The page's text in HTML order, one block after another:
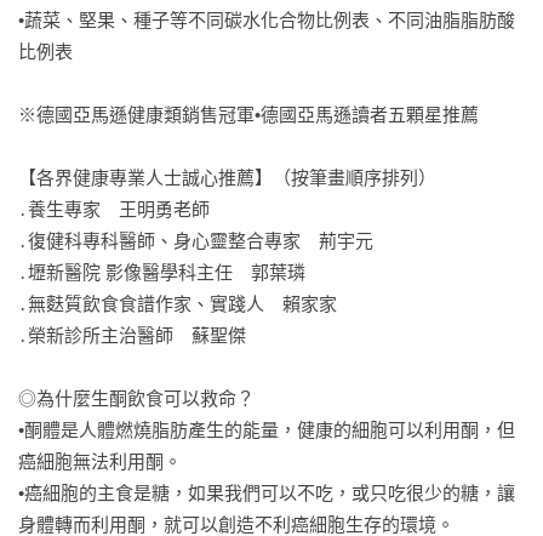
•蔬菜、堅果、種子等不同碳水化合物比例表、不同油脂脂肪酸
比例表
※德國亞馬遜健康類銷售冠軍•德國亞馬遜讀者五顆星推薦
【各界健康專業人士誠心推薦】（按筆畫順序排列）
․養生專家　王明勇老師
․復健科專科醫師、身心靈整合專家　荊宇元
․壢新醫院 影像醫學科主任　郭葉璘
․無麩質飲食食譜作家、實踐人　賴家家
․榮新診所主治醫師　蘇聖傑
◎為什麼生酮飲食可以救命？
•酮體是人體燃燒脂肪產生的能量，健康的細胞可以利用酮，但
癌細胞無法利用酮。
•癌細胞的主食是糖，如果我們可以不吃，或只吃很少的糖，讓
身體轉而利用酮，就可以創造不利癌細胞生存的環境。